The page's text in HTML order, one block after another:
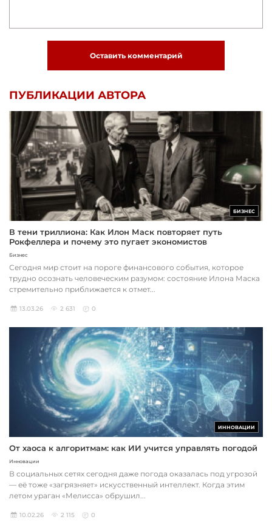
Оставить комментарий
ПУБЛИКАЦИИ АВТОРА
БИЗНЕС
В тени триллиона: Как Илон Маск повторяет путь
Рокфеллера и почему это пугает экономистов
Бизнес
Сегодня мир стоит на пороге финансового события, которое
трудно осознать человеческим разумом: состояние Илона Маска
стремительно приближается к отмет...
13.03.26 2 631 0
ИННОВАЦИИ
От хаоса к алгоритмам: как ИИ учится управлять погодой
Инновации
В социальных сетях сегодня даже погода оказалась под угрозой
— её тоже «загрязняет» искусственный интеллект. Когда этим
летом ураган «Мелисса» обрушил...
10.02.26 2 115 0